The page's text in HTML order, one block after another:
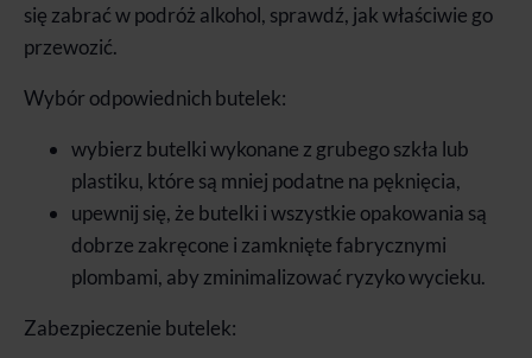
się zabrać w podróż alkohol, sprawdź, jak właściwie go
przewozić.
Wybór odpowiednich butelek:
wybierz butelki wykonane z grubego szkła lub
plastiku, które są mniej podatne na pęknięcia,
upewnij się, że butelki i wszystkie opakowania są
dobrze zakręcone i zamknięte fabrycznymi
plombami, aby zminimalizować ryzyko wycieku.
Zabezpieczenie butelek: